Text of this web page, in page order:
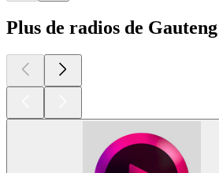
Plus de radios de Gauteng